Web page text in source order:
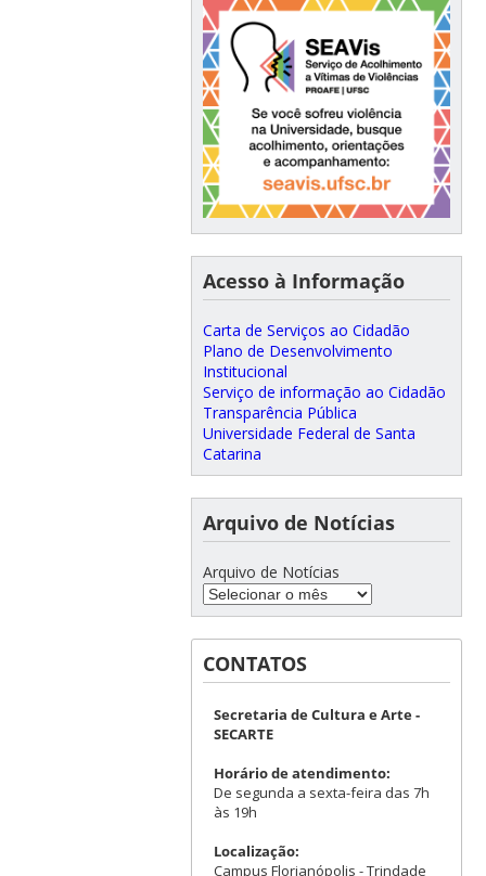
Acesso à Informação
Carta de Serviços ao Cidadão
Plano de Desenvolvimento
Institucional
Serviço de informação ao Cidadão
Transparência Pública
Universidade Federal de Santa
Catarina
Arquivo de Notícias
Arquivo de Notícias
CONTATOS
Secretaria de Cultura e Arte -
SECARTE
Horário de atendimento:
De segunda a sexta-feira das 7h
às 19h
Localização:
Campus Florianópolis - Trindade